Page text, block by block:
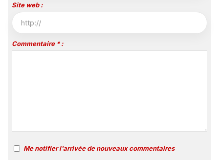
Site web :
Commentaire * :
Me notifier l'arrivée de nouveaux commentaires